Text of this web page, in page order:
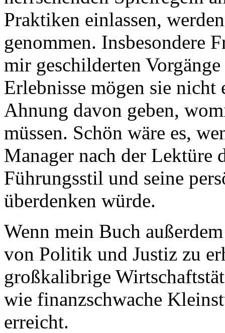
Praktiken einlassen,
genommen. Insbesondere
mir geschilderten
Erlebnisse mögen sie
Ahnung davon geben,
müssen. Schön wäre es,
Manager nach der Lektüre
Führungsstil und seine
überdenken würde.
Wenn mein Buch
von Politik und Justiz zu
großkalibrige
wie finanzschwache
erreicht.